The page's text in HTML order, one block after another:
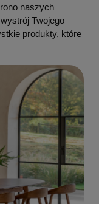
naszych
Twojego
produkty, które